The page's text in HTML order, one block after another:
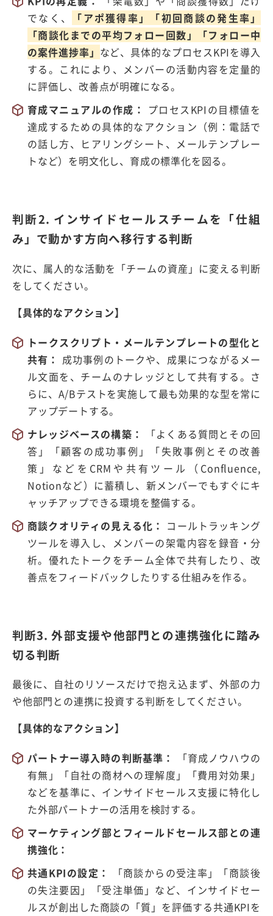
でなく、
「アポ獲得率」「初回商談の発生率」
「商談化までの平均フォロー回数」「フォロー中
の案件進捗率」 など、具体的なプロセスKPIを導入
する。これにより、メンバーの活動内容を定量的
に評価し、改善点が明確になる。
育成マニュアルの作成：
プロセスKPI の目標値を
達成するための具体的なアクション（例：電話で
の話し方、ヒアリングシート、メールテンプレー
トなど）を明文化し、育成の標準化を図る。
判断2. インサイドセールスチームを「仕組
み」で動かす方向へ移行する判断
次に、属人的な活動を「チームの資産」に変える判断
をしてください。
【具体的なアクション】
トークスクリプト・メールテンプレートの型化と
共有： 成功事例のトークや、成果につながるメー
ル文面を、チームのナレッジとして共有する。さ
らに、 A/Bテストを実施して最も効果的な型を常に
アップデートする。
ナレッジベースの構築：
「よくある質問とその回
答」「顧客の成功事例」「失敗事例とその改善
策」などを CRM や共有ツール（ Confluence,
Notionなど）に蓄積し、新メンバーでもすぐにキ
ャッチアップできる環境を整備する。
商談クオリティの見える化： コールトラッキング
ツールを導入し、メンバーの架電内容を録音・分
析。優れたトークをチーム全体で共有したり、改
善点をフィードバックしたりする仕組みを作る。
判断3. 外部支援や他部門との連携強化に踏み
切る判断
最後に、自社のリソースだけで抱え込まず、外部の力
や他部門との連携に投資する判断をしてください。
【具体的なアクション】
パートナー導入時の判断基準：
「育成ノウハウの
有無」「自社の商材への理解度」「費用対効果」
などを基準に、インサイドセールス支援に特化し
た外部パートナーの活用を検討する。
マーケティング部とフィールドセールス部との連
携強化：
共通KPIの設定：
「商談からの受注率」「商談後
の失注要因」「受注単価」など、インサイドセー
ルスが創出した商談の「質」を評価する共通KPIを